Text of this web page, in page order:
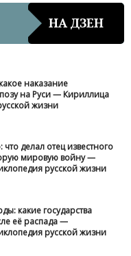
НА ДЗЕН
наказание
позу на Руси — Кириллица
жизни
делал отец известного
мировую войну —
русской жизни
какие государства
её распада —
русской жизни